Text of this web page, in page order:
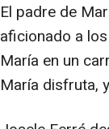
El padre de
aficionado a
María en un
María disfruta,